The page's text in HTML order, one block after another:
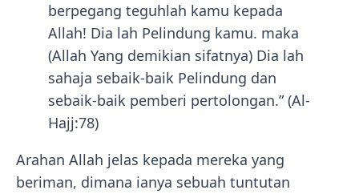
berpegang teguhlah kamu kepada
Allah! Dia lah Pelindung kamu. maka
(Allah Yang demikian sifatnya) Dia lah
sahaja sebaik-baik Pelindung dan
sebaik-baik pemberi pertolongan.” (Al-
Hajj:78)
Arahan Allah jelas kepada mereka yang
beriman, dimana ianya sebuah tuntutan